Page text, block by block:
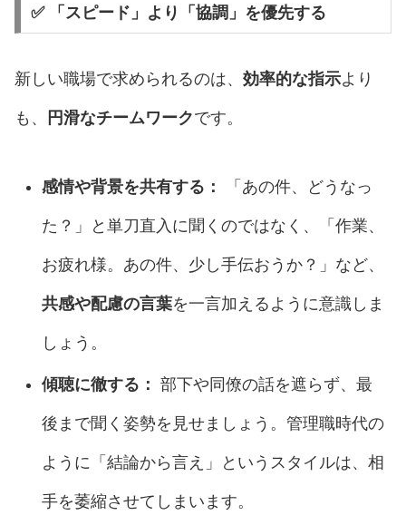
✅ 「スピード」より「協調」を優先する
新しい職場で求められるのは、 効率的な指示より
も、 円滑なチームワークです。
感情や背景を共有する： 「あの件、どうなっ
た？」と単刀直入に聞くのではなく、「作業、
お疲れ様。あの件、少し手伝おうか？」など、
共感や配慮の言葉を一言加えるように意識しま
しょう。
傾聴に徹する： 部下や同僚の話を遮らず、最
後まで聞く姿勢を見せましょう。管理職時代の
ように「結論から言え」というスタイルは、相
手を萎縮させてしまいます。